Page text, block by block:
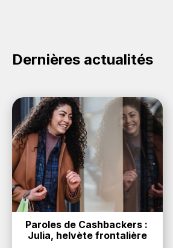
Dernières actualités
Paroles de Cashbackers :
Julia, helvète frontalière